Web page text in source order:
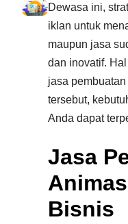
Dewasa ini,
iklan untuk
maupun jasa
dan inovatif.
jasa
tersebut,
Anda dapat
Jasa
Bisnis